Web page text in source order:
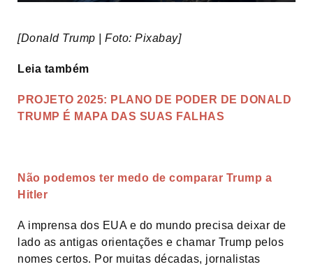
[Donald Trump | Foto: Pixabay]
Leia também
PROJETO 2025: PLANO DE PODER DE DONALD
TRUMP É MAPA DAS SUAS FALHAS
Não podemos ter medo de comparar Trump a
Hitler
A imprensa dos EUA e do mundo precisa deixar de
lado as antigas orientações e chamar Trump pelos
nomes certos. Por muitas décadas, jornalistas